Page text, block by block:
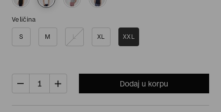
Veličina
S M L XL XXL
Dodaj u korpu